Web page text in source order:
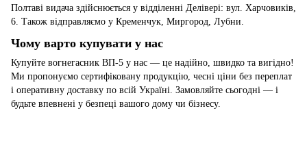
Полтаві видача здійснюється у відділенні Делівері: вул. Харчовиків,
6. Також відправляємо у Кременчук, Миргород, Лубни.
Чому варто купувати у нас
Купуйте вогнегасник ВП-5 у нас — це надійно, швидко та вигідно!
Ми пропонуємо сертифіковану продукцію, чесні ціни без переплат
і оперативну доставку по всій Україні. Замовляйте сьогодні — і
будьте впевнені у безпеці вашого дому чи бізнесу.